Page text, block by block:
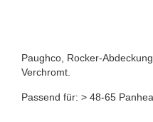
Paughco, Rocker-
Verchromt.
Passend für: > 48-65